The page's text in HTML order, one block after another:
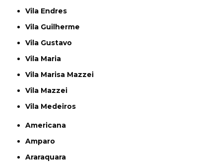
Vila Endres
Vila Guilherme
Vila Gustavo
Vila Maria
Vila Marisa Mazzei
Vila Mazzei
Vila Medeiros
Americana
Amparo
Araraquara